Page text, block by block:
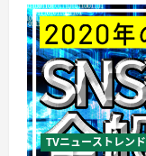
TVニューストレンド